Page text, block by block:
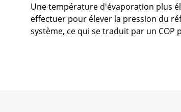
Une température d'évaporation plus
effectuer pour élever la pression du
système, ce qui se traduit par un COP